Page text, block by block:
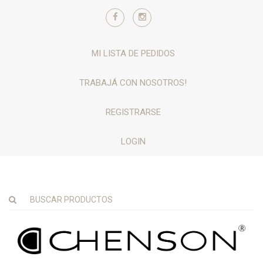
MI LISTA DE PEDIDOS
TRABAJÁ CON NOSOTROS!
REGISTRARSE
LOGIN